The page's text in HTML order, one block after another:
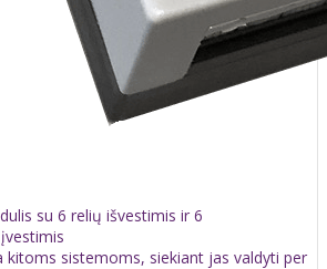
su 6 relių išvestimis ir 6
kitoms sistemoms, siekiant jas valdyti per